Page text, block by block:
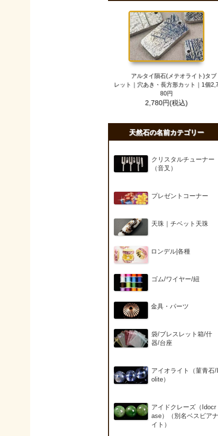
アルタイ隕石(メテオライト)タブ
レット｜穴あき・長方形カット｜1個
80円
2,780円(税込)
天然石の名前カテゴリー
クリスタルチューナー
（音叉）
プレゼントコーナー
天珠｜チベット天珠
ロンデル|各種
ゴム/ワイヤー/紐
金具・パーツ
袋/ブレスレット箱/什
器/台座
アイオライト（菫青石/
olite）
アイドクレーズ（Idocr
ase）（別名ベスビア
イト）